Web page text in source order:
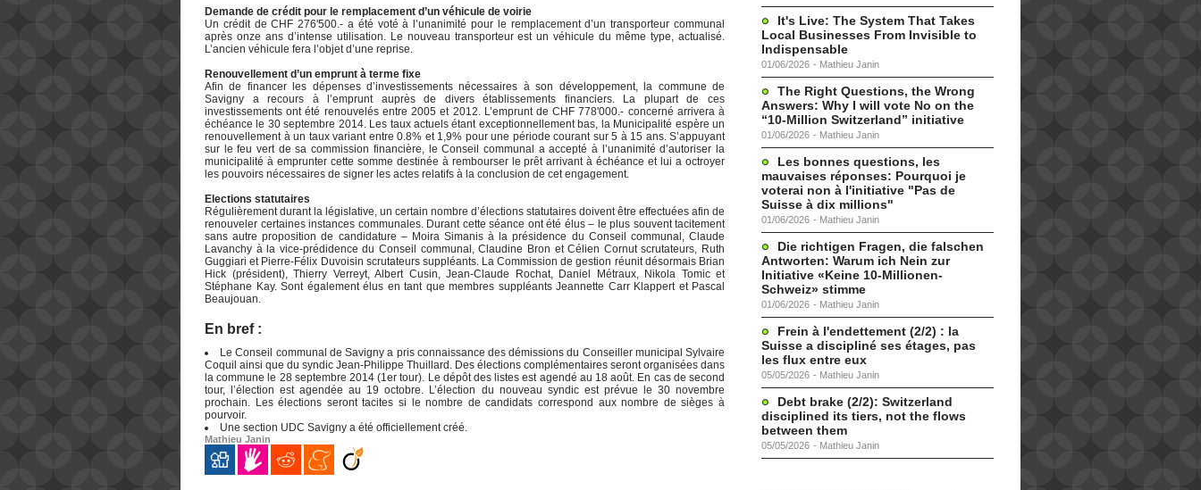
Demande de crédit pour le remplacement d’un véhicule de voirie
Un crédit de CHF 276'500.- a été voté à l’unanimité pour le remplacement d’un transporteur communal
après onze ans d’intense utilisation. Le nouveau transporteur est un véhicule du même type, actualisé.
L’ancien véhicule fera l’objet d’une reprise.
Renouvellement d’un emprunt à terme fixe
Afin de financer les dépenses d’investissements nécessaires à son développement, la commune de
Savigny a recours à l’emprunt auprès de divers établissements financiers. La plupart de ces
investissements ont été renouvelés entre 2005 et 2012. L’emprunt de CHF 778'000.- concerné arrivera à
échéance le 30 septembre 2014. Les taux actuels étant exceptionnellement bas, la Municipalité espère un
renouvellement à un taux variant entre 0.8% et 1,9% pour une période courant sur 5 à 15 ans. S’appuyant
sur le feu vert de sa commission financière, le Conseil communal a accepté à l’unanimité d’autoriser la
municipalité à emprunter cette somme destinée à rembourser le prêt arrivant à échéance et lui a octroyer
les pouvoirs nécessaires de signer les actes relatifs à la conclusion de cet engagement.
Elections statutaires
Régulièrement durant la législative, un certain nombre d’élections statutaires doivent être effectuées afin de
renouveler certaines instances communales. Durant cette séance ont été élus – le plus souvent tacitement
sans autre proposition de candidature – Moira Simanis à la présidence du Conseil communal, Claude
Lavanchy à la vice-prédidence du Conseil communal, Claudine Bron et Célien Cornut scrutateurs, Ruth
Guggiari et Pierre-Félix Duvoisin scrutateurs suppléants. La Commission de gestion réunit désormais Brian
Hick (président), Thierry Verreyt, Albert Cusin, Jean-Claude Rochat, Daniel Métraux, Nikola Tomic et
Stéphane Kay. Sont également élus en tant que membres suppléants Jeannette Carr Klappert et Pascal
Beaujouan.
En bref :
Le Conseil communal de Savigny a pris connaissance des démissions du Conseiller municipal Sylvaire
Coquil ainsi que du syndic Jean-Philippe Thuillard. Des élections complémentaires seront organisées dans
la commune le 28 septembre 2014 (1er tour). Le dépôt des listes est agendé au 18 août. En cas de second
tour, l’élection est agendée au 19 octobre. L’élection du nouveau syndic est prévue le 30 novembre
prochain. Les élections seront tacites si le nombre de candidats correspond aux nombre de sièges à
pourvoir.
Une section UDC Savigny a été officiellement créé.
Mathieu Janin
It's Live: The System That Takes
Local Businesses From Invisible to
Indispensable
01/06/2026 - Mathieu Janin
The Right Questions, the Wrong
Answers: Why I will vote No on the
“10-Million Switzerland” initiative
01/06/2026 - Mathieu Janin
Les bonnes questions, les
mauvaises réponses: Pourquoi je
voterai non à l'initiative "Pas de
Suisse à dix millions"
01/06/2026 - Mathieu Janin
Die richtigen Fragen, die falschen
Antworten: Warum ich Nein zur
Initiative «Keine 10-Millionen-
Schweiz» stimme
01/06/2026 - Mathieu Janin
Frein à l'endettement (2/2) : la
Suisse a discipliné ses étages, pas
les flux entre eux
05/05/2026 - Mathieu Janin
Debt brake (2/2): Switzerland
disciplined its tiers, not the flows
between them
05/05/2026 - Mathieu Janin